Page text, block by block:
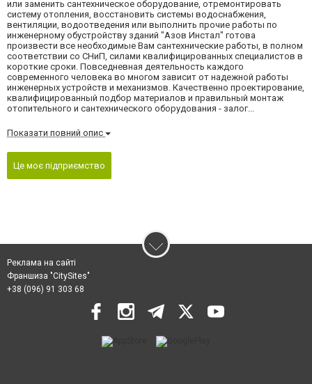
или заменить сантехническое оборудование, отремонтировать
систему отопления, восстановить системы водоснабжения,
вентиляции, водоотведения или выполнить прочие работы по
инженерному обустройству зданий "Азов Инстал" готова
произвести все необходимые Вам сантехнические работы, в полном
соответствии со СНиП, силами квалифицированных специалистов в
короткие сроки. Повседневная деятельность каждого
современного человека во многом зависит от надежной работы
инженерных устройств и механизмов. Качественно проектирование,
квалифицированный подбор материалов и правильный монтаж
отопительного и сантехнического оборудования - залог...
Показати повний опис
Це моє підприємство
Реклама на сайті
Франшиза "CitySites"
+38 (096) 91 303 68